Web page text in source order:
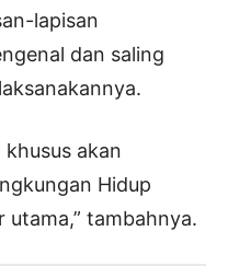
lapisan
dan saling
khusus akan
Hidup
utama,” tambahnya.